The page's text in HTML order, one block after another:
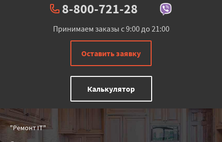
8-800-721-28
Принимаем заказы с 9:00 до 21:00
Оставить заявку
Калькулятор
"Ремонт IT"